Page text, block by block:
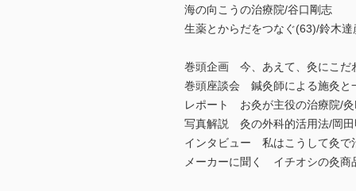
海の向こうの治療院/谷口剛志
生薬とからだをつなぐ(63)/鈴木達
巻頭企画 今、あえて、灸にこだ
巻頭座談会 鍼灸師による施灸と
レポート お灸が主役の治療院/
写真解説 灸の外科的活用法/岡田
インタビュー 私はこうして灸で
メーカーに聞く イチオシの灸商